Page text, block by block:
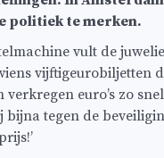
politiek te merken.
vult de
vijftigeurobiljetten
euro’s zo
bijna tegen de